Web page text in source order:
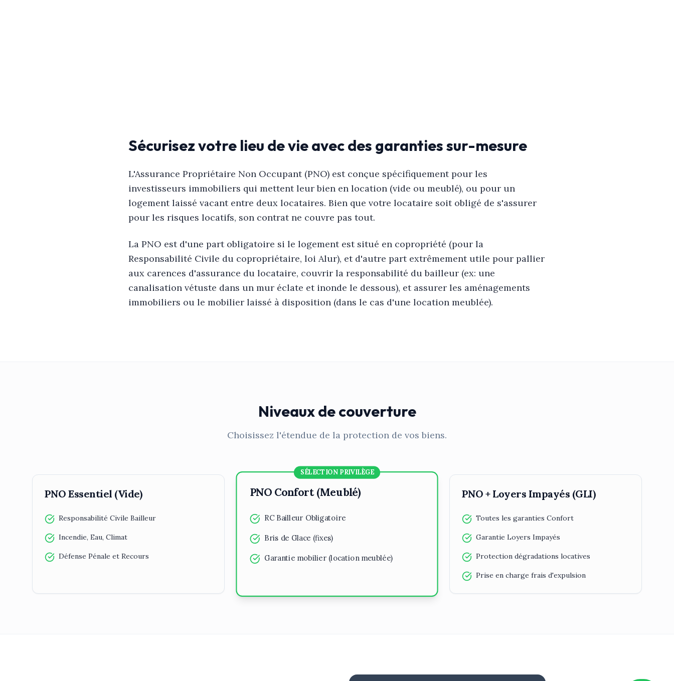
Sécurisez votre lieu de vie avec des garanties sur-mesure
L'Assurance Propriétaire Non Occupant (PNO) est conçue spécifiquement pour les
investisseurs immobiliers qui mettent leur bien en location (vide ou meublé), ou pour un
logement laissé vacant entre deux locataires. Bien que votre locataire soit obligé de s'assurer
pour les risques locatifs, son contrat ne couvre pas tout.
La PNO est d'une part obligatoire si le logement est situé en copropriété (pour la
Responsabilité Civile du copropriétaire, loi Alur), et d'autre part extrêmement utile pour pallier
aux carences d'assurance du locataire, couvrir la responsabilité du bailleur (ex: une
canalisation vétuste dans un mur éclate et inonde le dessous), et assurer les aménagements
immobiliers ou le mobilier laissé à disposition (dans le cas d'une location meublée).
Niveaux de couverture
Choisissez l'étendue de la protection de vos biens.
PNO Essentiel (Vide)
Responsabilité Civile Bailleur
Incendie, Eau, Climat
Défense Pénale et Recours
SÉLECTION PRIVILÈGE
PNO Confort (Meublé)
RC Bailleur Obligatoire
Bris de Glace (fixes)
Garantie mobilier (location meublée)
PNO + Loyers Impayés (GLI)
Toutes les garanties Confort
Garantie Loyers Impayés
Protection dégradations locatives
Prise en charge frais d'expulsion